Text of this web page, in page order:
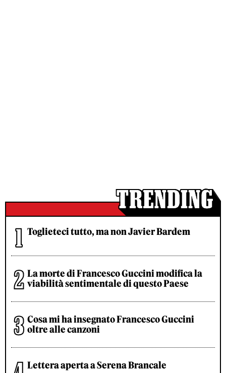
Toglieteci tutto, ma non Javier Bardem
La morte di Francesco Guccini modifica la
viabilità sentimentale di questo Paese
Cosa mi ha insegnato Francesco Guccini
oltre alle canzoni
Lettera aperta a Serena Brancale